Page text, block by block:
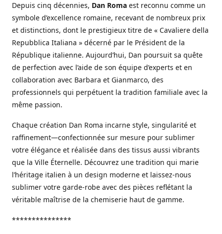
Depuis cinq décennies, Dan Roma est reconnu comme un
symbole d’excellence romaine, recevant de nombreux prix
et distinctions, dont le prestigieux titre de « Cavaliere della
Repubblica Italiana » décerné par le Président de la
République italienne. Aujourd’hui, Dan poursuit sa quête
de perfection avec l’aide de son équipe d’experts et en
collaboration avec Barbara et Gianmarco, des
professionnels qui perpétuent la tradition familiale avec la
même passion.
Chaque création Dan Roma incarne style, singularité et
raffinement—confectionnée sur mesure pour sublimer
votre élégance et réalisée dans des tissus aussi vibrants
que la Ville Éternelle. Découvrez une tradition qui marie
l’héritage italien à un design moderne et laissez-nous
sublimer votre garde-robe avec des pièces reflétant la
véritable maîtrise de la chemiserie haut de gamme.
***************